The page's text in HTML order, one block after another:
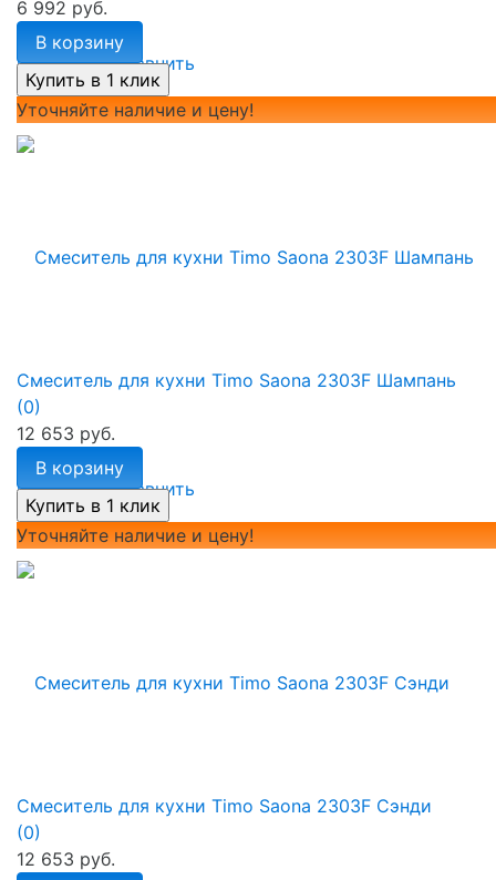
избранное сравнить
6 992 руб.
В корзину
Уточняйте наличие и цену!
избранное сравнить
Смеситель для кухни Timo Saona 2303F Шампань
(0)
12 653 руб.
В корзину
Уточняйте наличие и цену!
Смеситель для кухни Timo Saona 2303F Сэнди
(0)
12 653 руб.